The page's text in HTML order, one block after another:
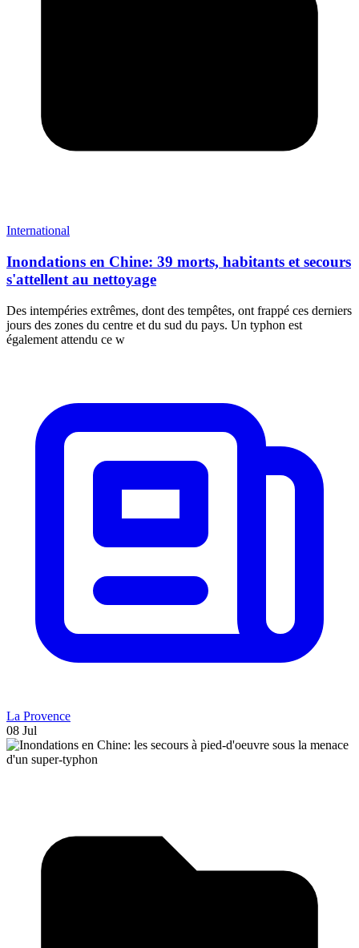
International
Inondations en Chine: 39 morts, habitants et secours
s'attellent au nettoyage
Des intempéries extrêmes, dont des tempêtes, ont frappé ces derniers
jours des zones du centre et du sud du pays. Un typhon est
également attendu ce w
La Provence
08 Jul